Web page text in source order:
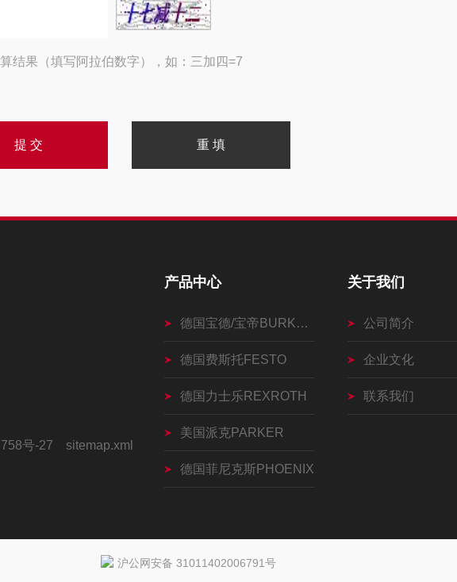
结果（填写阿拉伯数字），如：三加四=7
号-27 sitemap.xml
产品中心
德国宝德/宝帝BURKERT
德国费斯托FESTO
德国力士乐REXROTH
美国派克PARKER
德国菲尼克斯PHOENIX
关于我们
公司简介
企业文化
联系我们
沪公网安备 31011402006791号